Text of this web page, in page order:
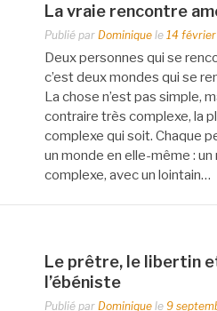
La vraie rencontre
Publié par Dominiquele 14
Deux personnes qui se
c’est deux mondes qui se
La chose n’est pas simple,
contraire très complexe, la
complexe qui soit. Chaque
un monde en elle-même :
complexe, avec un lointain…
Le prêtre, le libertin
l’ébéniste
Publié par Dominiquele 9